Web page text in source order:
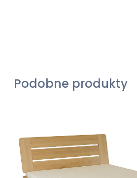
Podobne produkty